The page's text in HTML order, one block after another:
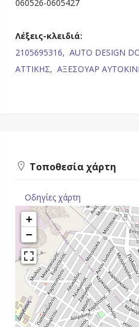
060526-0605427
Λέξεις-κλειδιά:
2105695316, AUTO DESIGN
ΑΤΤΙΚΗΣ, ΑΞΕΣΟΥΑΡ
Τοποθεσία χάρτη
Οδηγίες χάρτη
+
−